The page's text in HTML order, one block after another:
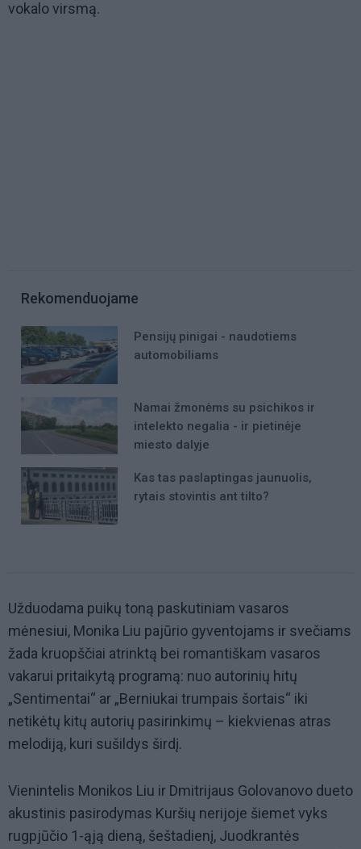
vokalo virsmą.
Rekomenduojame
Pensijų pinigai - naudotiems
automobiliams
Namai žmonėms su psichikos ir
intelekto negalia - ir pietinėje
miesto dalyje
Kas tas paslaptingas jaunuolis,
rytais stovintis ant tilto?
Užduodama puikų toną paskutiniam vasaros
mėnesiui, Monika Liu pajūrio gyventojams ir svečiams
žada kruopščiai atrinktą bei romantiškam vasaros
vakarui pritaikytą programą: nuo autorinių hitų
„Sentimentai“ ar „Berniukai trumpais šortais“ iki
netikėtų kitų autorių pasirinkimų – kiekvienas atras
melodiją, kuri sušildys širdį.
Vienintelis Monikos Liu ir Dmitrijaus Golovanovo dueto
akustinis pasirodymas Kuršių nerijoje šiemet vyks
rugpjūčio 1-ąją dieną, šeštadienį, Juodkrantės